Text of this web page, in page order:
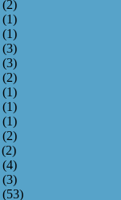
(2)
(1)
(1)
(3)
(3)
(2)
(1)
(1)
(1)
(2)
(2)
(4)
(3)
(53)